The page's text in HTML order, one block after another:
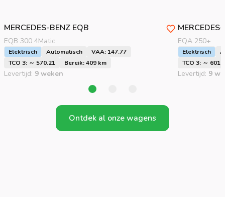
MERCEDES-BENZ EQB
EQB 300 4Matic
Elektrisch Automatisch
VAA: 147.77
TCO 3: ～ 570.21
Bereik: 409 km
Levertijd: 9 weken
EQA 250+
Elektrisch
TCO 3: ～
Levertijd: 9
Ontdek al onze wagens